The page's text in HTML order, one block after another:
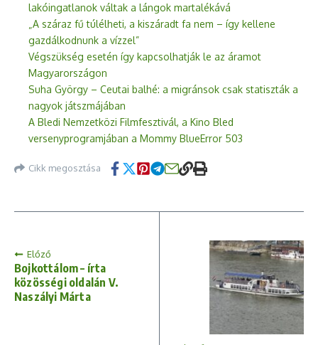
lakóingatlanok váltak a lángok martalékává
„A száraz fű túlélheti, a kiszáradt fa nem – így kellene
gazdálkodnunk a vízzel”
Végszükség esetén így kapcsolhatják le az áramot
Magyarországon
Suha György – Ceutai balhé: a migránsok csak statiszták a
nagyok játszmájában
A Bledi Nemzetközi Filmfesztivál, a Kino Bled
versenyprogramjában a Mommy BlueError 503
Cikk megosztása
Előző
Bojkottálom – írta
közösségi oldalán V.
Naszályi Márta